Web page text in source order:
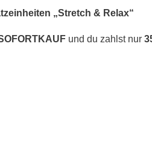
„Stretch & Relax“
und du zahlst nur